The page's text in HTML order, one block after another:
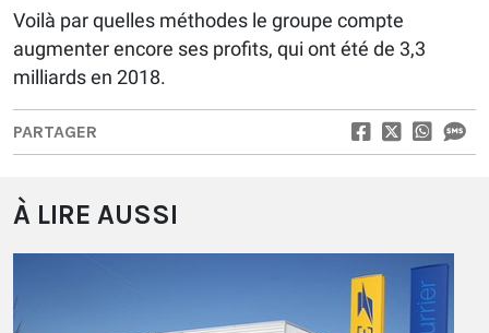
Voilà par quelles méthodes le groupe compte
augmenter encore ses profits, qui ont été de 3,3
milliards en 2018.
PARTAGER
À LIRE AUSSI